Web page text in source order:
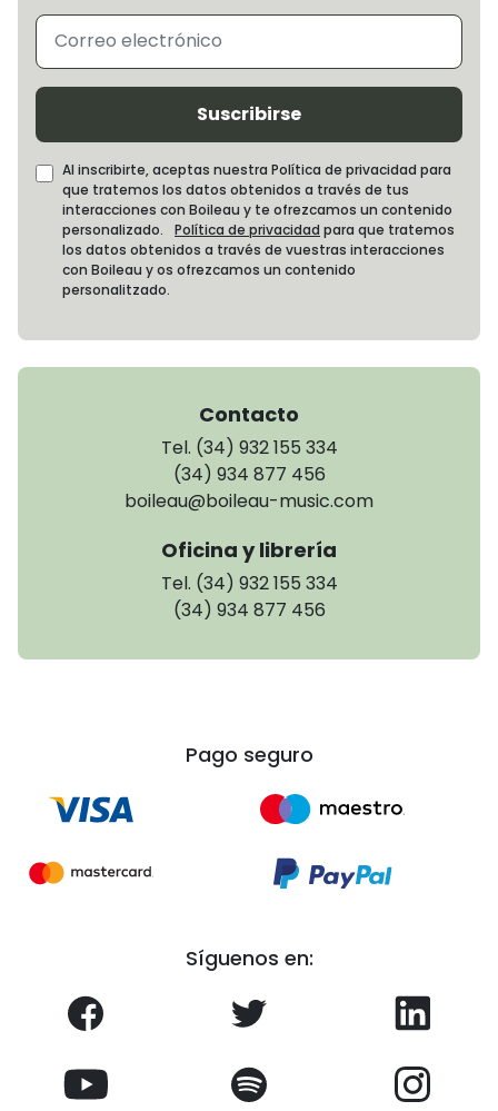
Suscribirse
Al inscribirte, aceptas nuestra Política de privacidad para
que tratemos los datos obtenidos a través de tus
interacciones con Boileau y te ofrezcamos un contenido
personalizado. Política de privacidad para que tratemos
los datos obtenidos a través de vuestras interacciones
con Boileau y os ofrezcamos un contenido
personalitzado.
Contacto
Tel. (34) 932 155 334
(34) 934 877 456
boileau@boileau-music.com
Oficina y librería
Tel. (34) 932 155 334
(34) 934 877 456
Pago seguro
Síguenos en: